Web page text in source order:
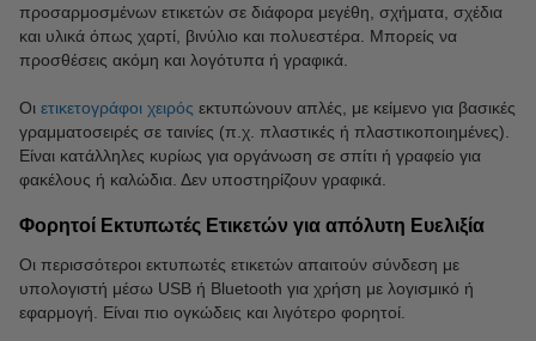
προσαρμοσμένων ετικετών σε διάφορα μεγέθη, σχήματα, σχέδια
και υλικά όπως χαρτί, βινύλιο και πολυεστέρα. Μπορείς να
προσθέσεις ακόμη και λογότυπα ή γραφικά.
Οι ετικετογράφοι χειρός εκτυπώνουν απλές, με κείμενο για βασικές
γραμματοσειρές σε ταινίες (π.χ. πλαστικές ή πλαστικοποιημένες).
Είναι κατάλληλες κυρίως για οργάνωση σε σπίτι ή γραφείο για
φακέλους ή καλώδια. Δεν υποστηρίζουν γραφικά.
Φορητοί Εκτυπωτές Ετικετών για απόλυτη Ευελιξία
Οι περισσότεροι εκτυπωτές ετικετών απαιτούν σύνδεση με
υπολογιστή μέσω USB ή Bluetooth για χρήση με λογισμικό ή
εφαρμογή. Είναι πιο ογκώδεις και λιγότερο φορητοί.